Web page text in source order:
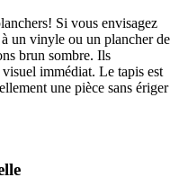
Si vous envisagez
un vinyle ou un plancher de
brun sombre. Ils
immédiat. Le tapis est
une pièce sans ériger